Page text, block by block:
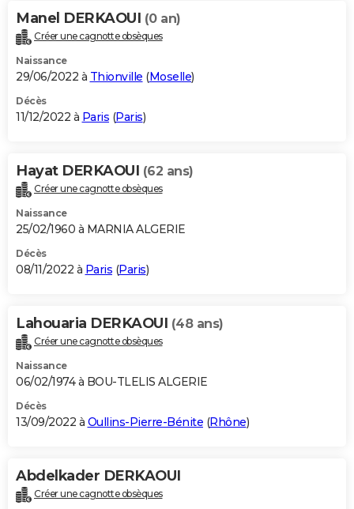
Manel DERKAOUI (0 an)
Créer une cagnotte obsèques
Naissance
29/06/2022 à Thionville (Moselle)
Décès
11/12/2022 à Paris (Paris)
Hayat DERKAOUI (62 ans)
Créer une cagnotte obsèques
Naissance
25/02/1960 à MARNIA ALGERIE
Décès
08/11/2022 à Paris (Paris)
Lahouaria DERKAOUI (48 ans)
Créer une cagnotte obsèques
Naissance
06/02/1974 à BOU-TLELIS ALGERIE
Décès
13/09/2022 à Oullins-Pierre-Bénite (Rhône)
Abdelkader DERKAOUI
Créer une cagnotte obsèques